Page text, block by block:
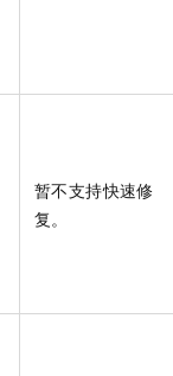
暂不支持快速修
复。